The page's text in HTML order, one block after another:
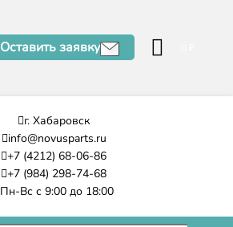
Оставить заявку
г. Хабаровск
info@novusparts.ru
+7 (4212) 68-06-86
+7 (984) 298-74-68
Пн-Вс с 9:00 до 18:00